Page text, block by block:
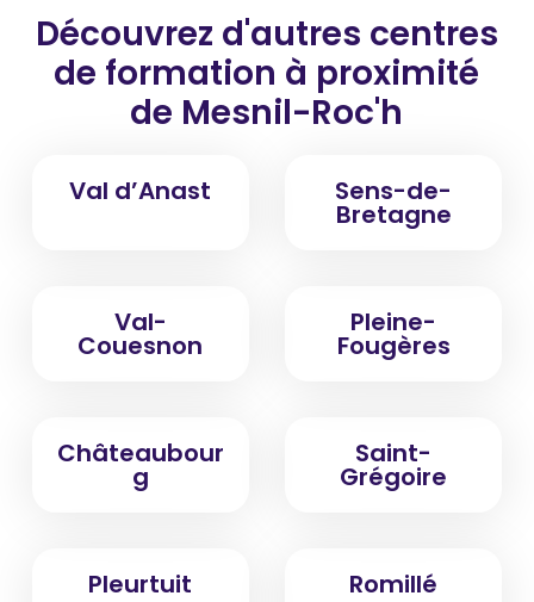
Découvrez d'autres centres
de formation à proximité
de Mesnil-Roc'h
Val d’Anast Sens-de-
Bretagne
Val-
Couesnon
Pleine-
Fougères
Châteaubour
g
Saint-
Grégoire
Pleurtuit Romillé